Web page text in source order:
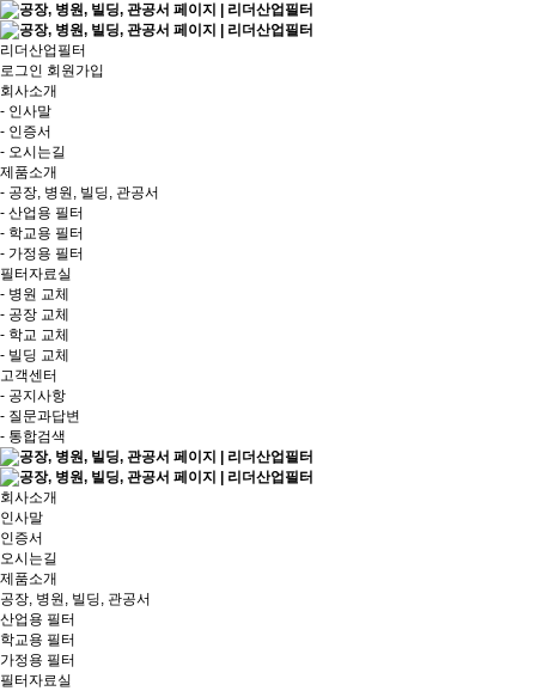
리더산업필터
로그인 회원가입
회사소개
- 인사말
- 인증서
- 오시는길
제품소개
- 공장, 병원, 빌딩, 관공서
- 산업용 필터
- 학교용 필터
- 가정용 필터
필터자료실
- 병원 교체
- 공장 교체
- 학교 교체
- 빌딩 교체
고객센터
- 공지사항
- 질문과답변
- 통합검색
회사소개
인사말
인증서
오시는길
제품소개
공장, 병원, 빌딩, 관공서
산업용 필터
학교용 필터
가정용 필터
필터자료실